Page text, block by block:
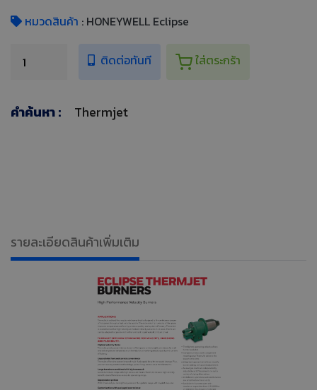
หมวดสินค้า : HONEYWELL Eclipse
ติดต่อทันที ใส่ตระกร้า
คำค้นหา : Thermjet
รายละเอียดสินค้าเพิ่มเติม